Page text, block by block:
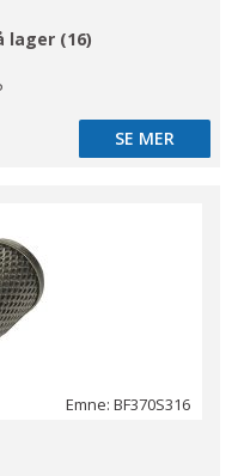
lager (16)
SE MER
SE MER
Emne: BF370S316